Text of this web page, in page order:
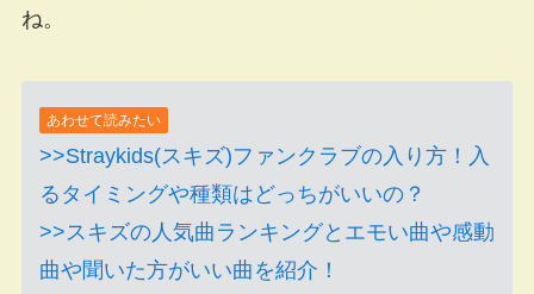
ね。
あわせて読みたい
>>Straykids(スキズ)ファンクラブの入り方！入
るタイミングや種類はどっちがいいの？
>>スキズの人気曲ランキングとエモい曲や感動
曲や聞いた方がいい曲を紹介！